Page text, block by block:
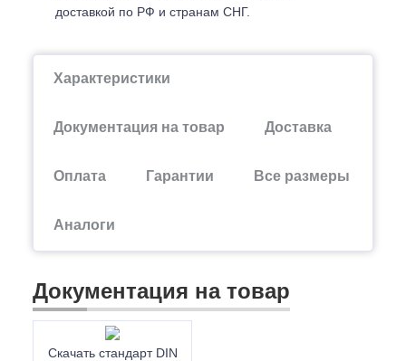
доставкой по РФ и странам СНГ.
Характеристики
Документация на товар Доставка
Оплата Гарантии Все размеры
Аналоги
Документация на товар
Скачать стандарт DIN